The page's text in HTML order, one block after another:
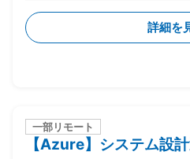
・設計レビューの実施
・関係者調整(エンドユーザ
発メンバ間)
・ベンダー統制及びチーム
詳細を
一部リモート
【Azure】システム設